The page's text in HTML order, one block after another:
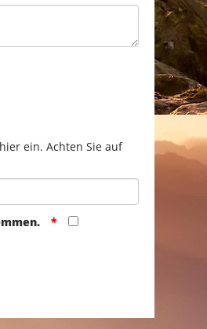
ein. Achten Sie auf